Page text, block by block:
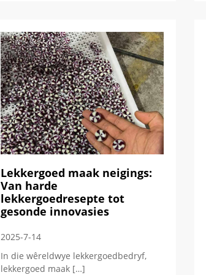
Lekkergoed maak neigings:
Van harde
lekkergoedresepte tot
gesonde innovasies
2025-7-14
In die wêreldwye lekkergoedbedryf,
lekkergoed maak […]